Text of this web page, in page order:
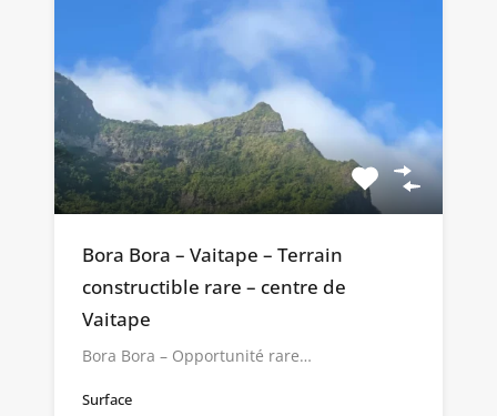
Bora Bora – Vaitape – Terrain
constructible rare – centre de
Vaitape
Bora Bora – Opportunité rare…
Surface